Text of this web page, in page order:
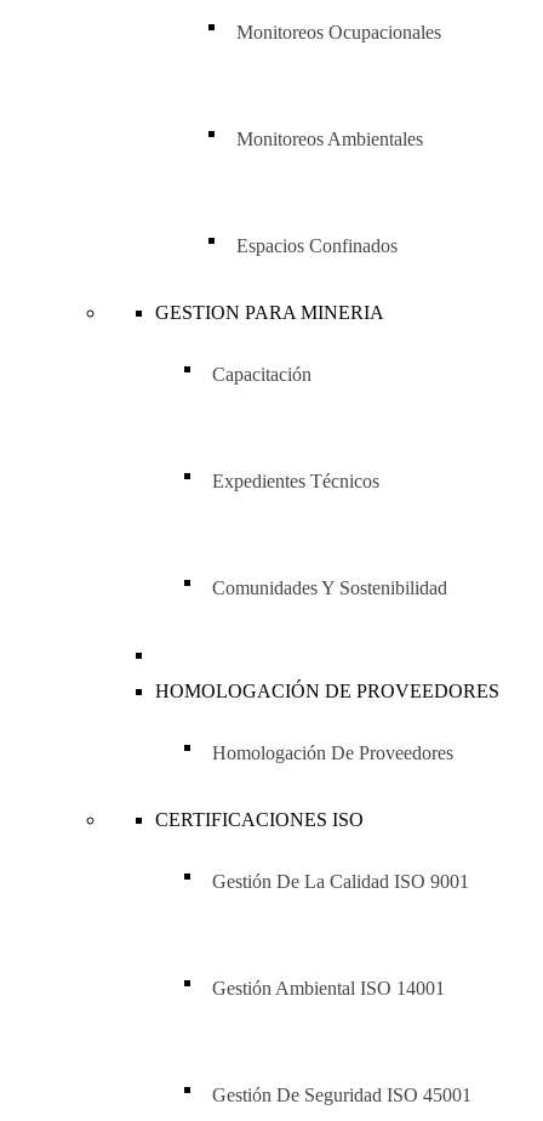
Monitoreos Ocupacionales
Monitoreos Ambientales
Espacios Confinados
GESTION PARA MINERIA
Capacitación
Expedientes Técnicos
Comunidades Y Sostenibilidad
HOMOLOGACIÓN DE PROVEEDORES
Homologación De Proveedores
CERTIFICACIONES ISO
Gestión De La Calidad ISO 9001
Gestión Ambiental ISO 14001
Gestión De Seguridad ISO 45001